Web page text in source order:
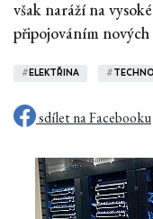
však naráží na
připojováním
#ELEKTŘINA #
sdílet na Facebooku